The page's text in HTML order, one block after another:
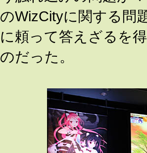
のWizCityに関する問
に頼って答えざるを
のだった。